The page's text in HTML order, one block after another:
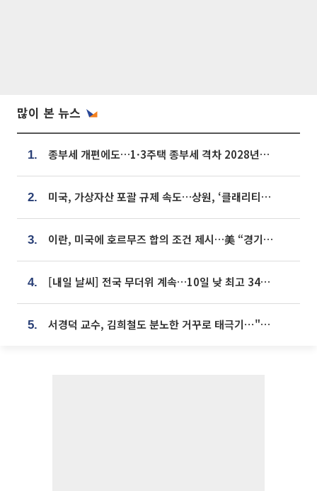
많이 본 뉴스
1. 종부세 개편에도…1·3주택 종부세 격차 2028년부터 확대
2. 미국, 가상자산 포괄 규제 속도…상원, ‘클래리티법’ 9월 절차투표 추진
3. 이란, 미국에 호르무즈 합의 조건 제시…美 “경기 아직 안 끝나” [종합]
4. [내일 날씨] 전국 무더위 계속…10일 낮 최고 34도 육박
5. 서경덕 교수, 김희철도 분노한 거꾸로 태극기⋯"엉터리는 아냐, 아쉬울 뿐"